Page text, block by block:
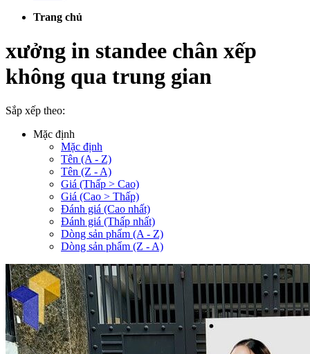
Trang chủ
xưởng in standee chân xếp
không qua trung gian
Sắp xếp theo:
Mặc định
Mặc định
Tên (A - Z)
Tên (Z - A)
Giá (Thấp > Cao)
Giá (Cao > Thấp)
Đánh giá (Cao nhất)
Đánh giá (Thấp nhất)
Dòng sản phẩm (A - Z)
Dòng sản phẩm (Z - A)